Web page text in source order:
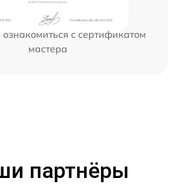
с сертификатом
мастера
партнёры